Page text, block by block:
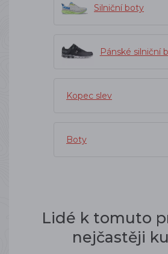
Silniční boty
Pánské silniční
Kopec slev
Boty
Lidé k tomuto
nejčastěji